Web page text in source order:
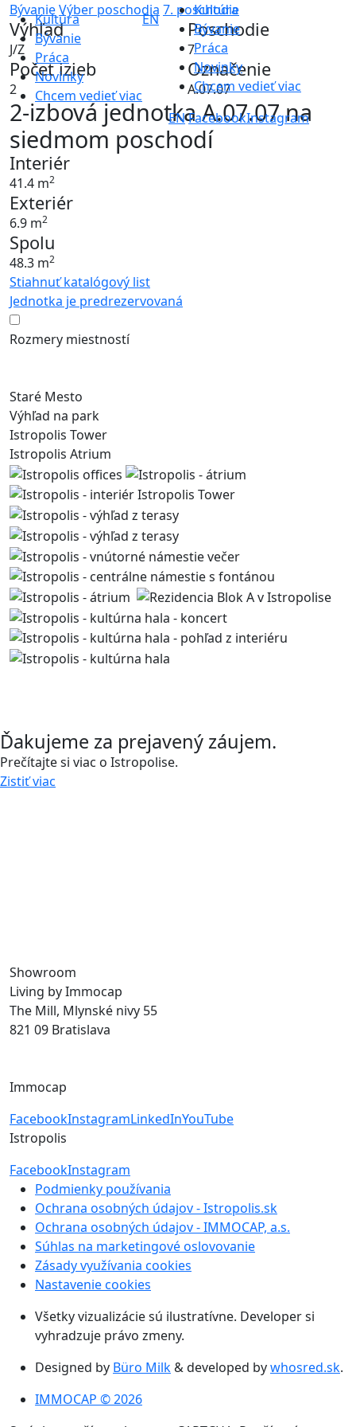
Kultúra
Bývanie
Práca
Novinky
Chcem vedieť viac
EN
Kultúra
Bývanie
Práca
Novinky
Chcem vedieť viac
ENFacebookInstagram
BývanieVýber poschodia 7. poschodie
Výhľad
J/Z
Poschodie
7
Počet izieb
2
Označenie
A.07.07
2-izbová jednotka A.07.07 na
siedmom poschodí
Interiér
41.4 m2
Exteriér
6.9 m2
Spolu
48.3 m2
Stiahnuť katalógový list
Jednotka je predrezervovaná
Rozmery miestností
Staré Mesto
Výhľad na park
Istropolis Tower
Istropolis Atrium
Ďakujeme za prejavený záujem.
Prečítajte si viac o Istropolise.
Zistiť viac
Showroom
Living by Immocap
The Mill, Mlynské nivy 55
821 09 Bratislava
Immocap
FacebookInstagramLinkedInYouTube
Istropolis
FacebookInstagram
Podmienky používania
Ochrana osobných údajov - Istropolis.sk
Ochrana osobných údajov - IMMOCAP, a.s.
Súhlas na marketingové oslovovanie
Zásady využívania cookies
Nastavenie cookies
Všetky vizualizácie sú ilustratívne. Developer si
vyhradzuje právo zmeny.
Designed by Büro Milk& developed bywhosred.sk.
IMMOCAP © 2026